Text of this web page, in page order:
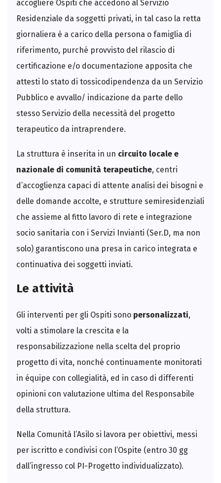
accogliere Ospiti che accedono al Servizio
Residenziale da soggetti privati, in tal caso la retta
giornaliera è a carico della persona o famiglia di
riferimento, purché provvisto del rilascio di
certificazione e/o documentazione apposita che
attesti lo stato di tossicodipendenza da un Servizio
Pubblico e avvallo/ indicazione da parte dello
stesso Servizio della necessità del progetto
terapeutico da intraprendere.
La struttura è inserita in un circuito locale e
nazionale di comunità terapeutiche, centri
d’accoglienza capaci di attente analisi dei bisogni e
delle domande accolte, e strutture semiresidenziali
che assieme al fitto lavoro di rete e integrazione
socio sanitaria con i Servizi Invianti (Ser.D, ma non
solo) garantiscono una presa in carico integrata e
continuativa dei soggetti inviati.
Le attività
Gli interventi per gli Ospiti sono personalizzati,
volti a stimolare la crescita e la
responsabilizzazione nella scelta del proprio
progetto di vita, nonché continuamente monitorati
in équipe con collegialità, ed in caso di differenti
opinioni con valutazione ultima del Responsabile
della struttura.
Nella Comunità l’Asilo si lavora per obiettivi, messi
per iscritto e condivisi con l’Ospite (entro 30 gg
dall’ingresso col PI-Progetto individualizzato).